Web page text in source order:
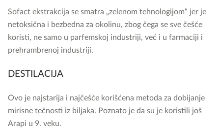
Sofact ekstrakcija se smatra „zelenom tehnologijom“ jer je
netoksična i bezbedna za okolinu, zbog čega se sve češće
koristi, ne samo u parfemskoj industriji, već i u farmaciji i
prehrambrenoj industriji.
DESTILACIJA
Ovo je najstarija i najčešće korišćena metoda za dobijanje
mirisne tečnosti iz biljaka. Poznato je da su je koristili još
Arapi u 9. veku.